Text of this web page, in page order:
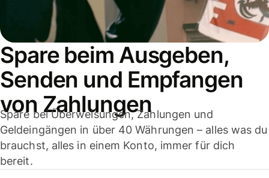
Spare beim Ausgeben,
Senden und Empfangen
von Zahlungen
Spare bei Überweisungen, Zahlungen und
Geldeingängen in über 40 Währungen – alles was du
brauchst, alles in einem Konto, immer für dich
bereit.